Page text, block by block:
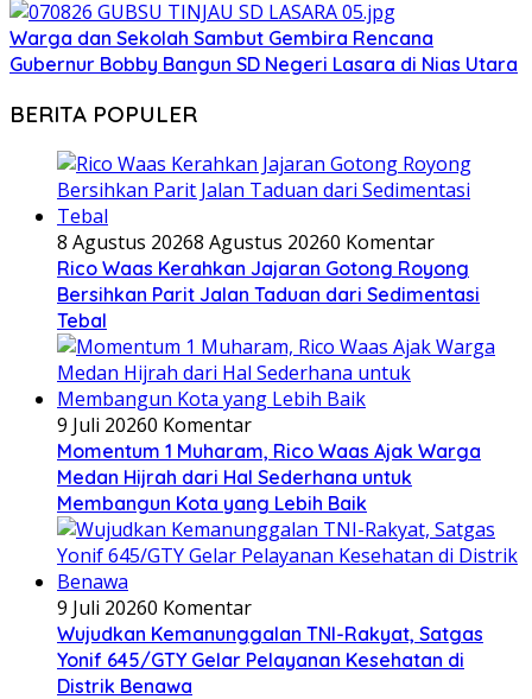
Warga dan Sekolah Sambut Gembira Rencana
Gubernur Bobby Bangun SD Negeri Lasara di Nias Utara
BERITA POPULER
8 Agustus 20268 Agustus 20260 Komentar
Rico Waas Kerahkan Jajaran Gotong Royong
Bersihkan Parit Jalan Taduan dari Sedimentasi
Tebal
9 Juli 20260 Komentar
Momentum 1 Muharam, Rico Waas Ajak Warga
Medan Hijrah dari Hal Sederhana untuk
Membangun Kota yang Lebih Baik
9 Juli 20260 Komentar
Wujudkan Kemanunggalan TNI-Rakyat, Satgas
Yonif 645/GTY Gelar Pelayanan Kesehatan di
Distrik Benawa